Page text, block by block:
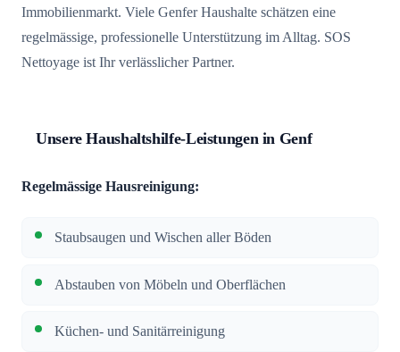
Immobilienmarkt. Viele Genfer Haushalte schätzen eine
regelmässige, professionelle Unterstützung im Alltag. SOS
Nettoyage ist Ihr verlässlicher Partner.
Unsere Haushaltshilfe-Leistungen in Genf
Regelmässige Hausreinigung:
Staubsaugen und Wischen aller Böden
Abstauben von Möbeln und Oberflächen
Küchen- und Sanitärreinigung